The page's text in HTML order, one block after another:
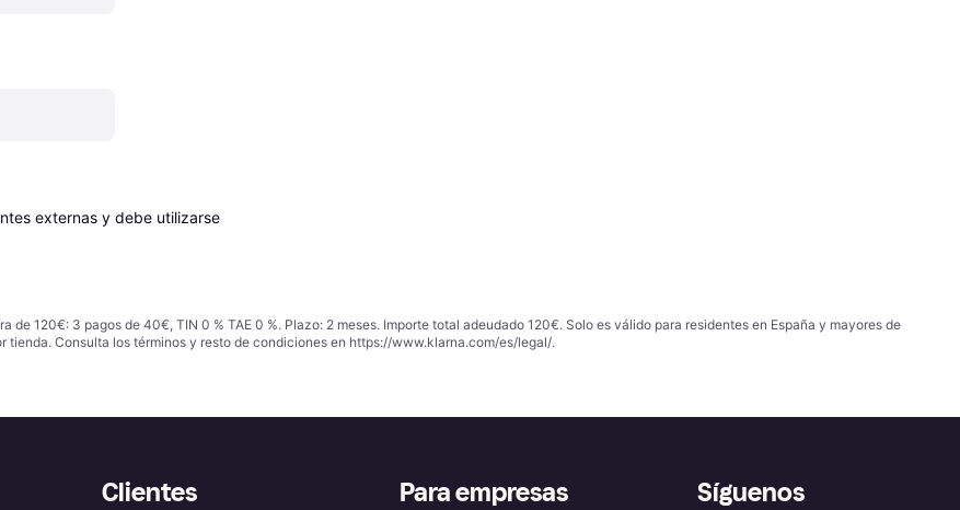
externas y debe utilizarse
de 120€: 3 pagos de 40€, TIN 0 % TAE 0 %. Plazo: 2 meses. Importe total adeudado 120€. Solo es válido para residentes en España y mayores de
tienda. Consulta los términos y resto de condiciones en https://www.klarna.com/es/legal/.
Clientes Para empresas Síguenos